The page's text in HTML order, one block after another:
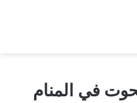
في المنام